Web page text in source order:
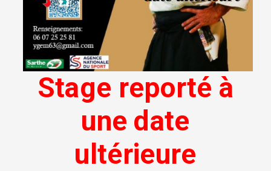
Stage reporté à
une date
ultérieure